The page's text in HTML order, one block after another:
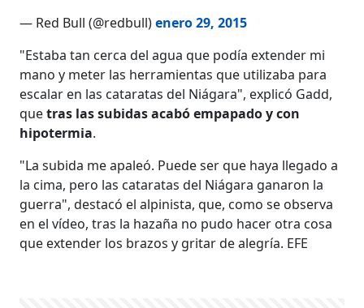
— Red Bull (@redbull)enero 29, 2015
"Estaba tan cerca del agua que podía extender mi
mano y meter las herramientas que utilizaba para
escalar en las cataratas del Niágara", explicó Gadd,
quetras las subidas acabó empapado y con
hipotermia.
"La subida me apaleó. Puede ser que haya llegado a
la cima, pero las cataratas del Niágara ganaron la
guerra", destacó el alpinista, que, como se observa
en el vídeo, tras la hazaña no pudo hacer otra cosa
que extender los brazos y gritar de alegría. EFE